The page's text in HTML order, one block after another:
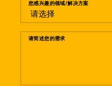
您感兴趣的领域/解决方案
请简述您的需求